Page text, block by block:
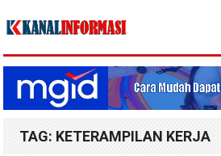
Blog Kanal Info
TAG: KETERAMPILAN KERJA